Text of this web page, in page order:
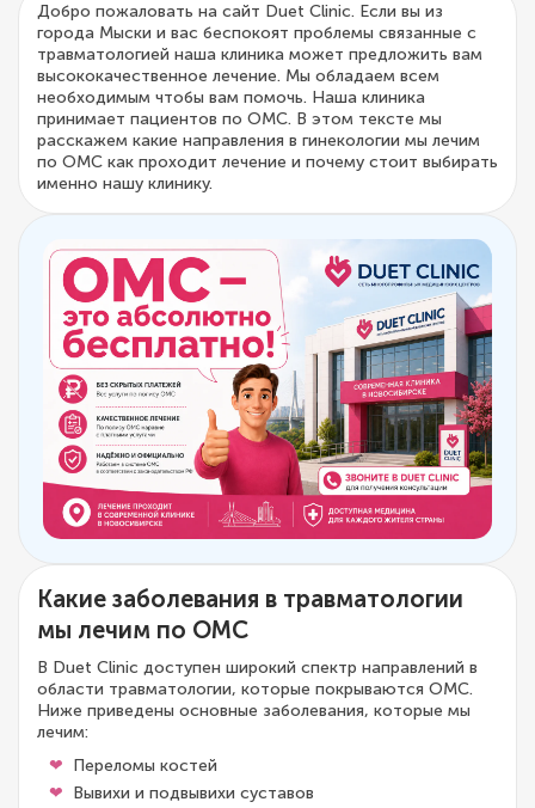
Добро пожаловать на сайт Duet Clinic. Если вы из
города Мыски и вас беспокоят проблемы связанные с
травматологией наша клиника может предложить вам
высококачественное лечение. Мы обладаем всем
необходимым чтобы вам помочь. Наша клиника
принимает пациентов по ОМС. В этом тексте мы
расскажем какие направления в гинекологии мы лечим
по ОМС как проходит лечение и почему стоит выбирать
именно нашу клинику.
Какие заболевания в травматологии
мы лечим по ОМС
В Duet Clinic доступен широкий спектр направлений в
области травматологии, которые покрываются ОМС.
Ниже приведены основные заболевания, которые мы
лечим:
Переломы костей
Вывихи и подвывихи суставов